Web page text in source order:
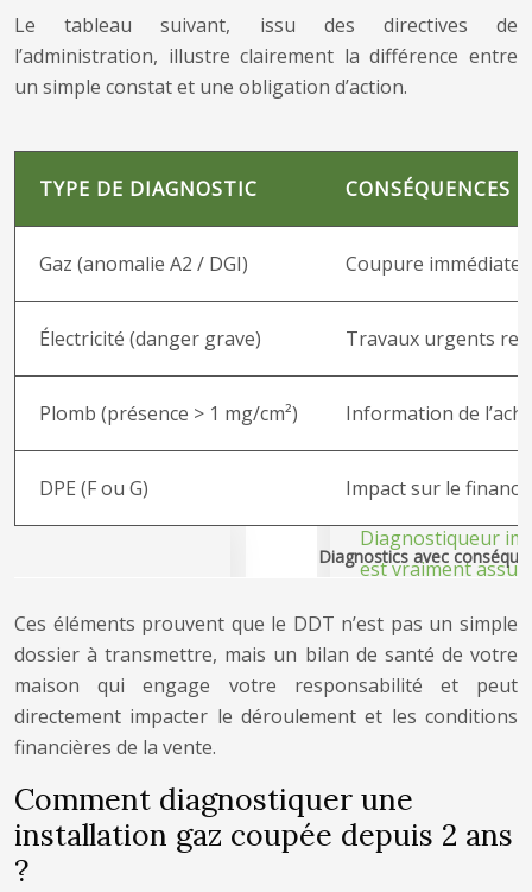
Le tableau suivant, issu des directives de
l’administration, illustre clairement la différence entre
un simple constat et une obligation d’action.
Diagnostics avec
TYPE DE DIAGNOSTIC CONSÉQUENCES
Gaz (anomalie A2 / DGI) Coupure immédiate
Électricité (danger grave) Travaux urgents
Plomb (présence > 1 mg/cm²) Information de
DPE (F ou G) Impact sur le
Ces éléments prouvent que le DDT n’est pas un simple
dossier à transmettre, mais un bilan de santé de votre
maison qui engage votre responsabilité et peut
directement impacter le déroulement et les conditions
financières de la vente.
Comment diagnostiquer une
installation gaz coupée depuis 2 ans
?